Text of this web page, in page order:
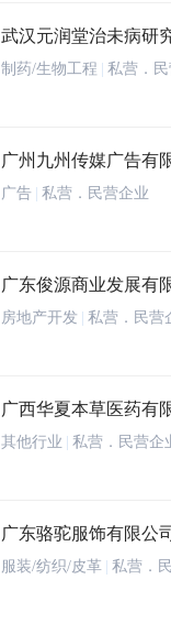
武汉元润堂治未病研
制药/生物工程 私营．
广州九州传媒广告有
广告 私营．民营企业
广东俊源商业发展有
房地产开发 私营．民营
广西华夏本草医药有
其他行业 私营．民营企
广东骆驼服饰有限公司
服装/纺织/皮革 私营．